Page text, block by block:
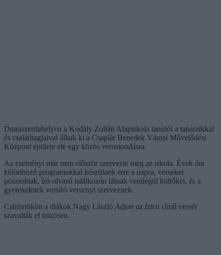
Dunaszerdahelyen a Kodály Zoltán Alapiskola tanulói a tanáraikkal
és családtagjaival álltak ki a Csaplár Benedek Városi Művelődési
Központ épülete elé egy közös versmondásra.
Az eseményt már nem először szervezte meg az iskola. Évek óta
különböző programokkal készülnek erre a napra, verseket
posztolnak, író-olvasó találkozón látnak vendégül költőket, és a
gyerekeknek versíró versenyt szerveznek.
Csütörtökön a diákok Nagy László Adjon az Isten című versét
szavalták el közösen.